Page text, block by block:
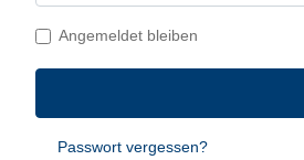
Angemeldet bleiben
Passwort vergessen?